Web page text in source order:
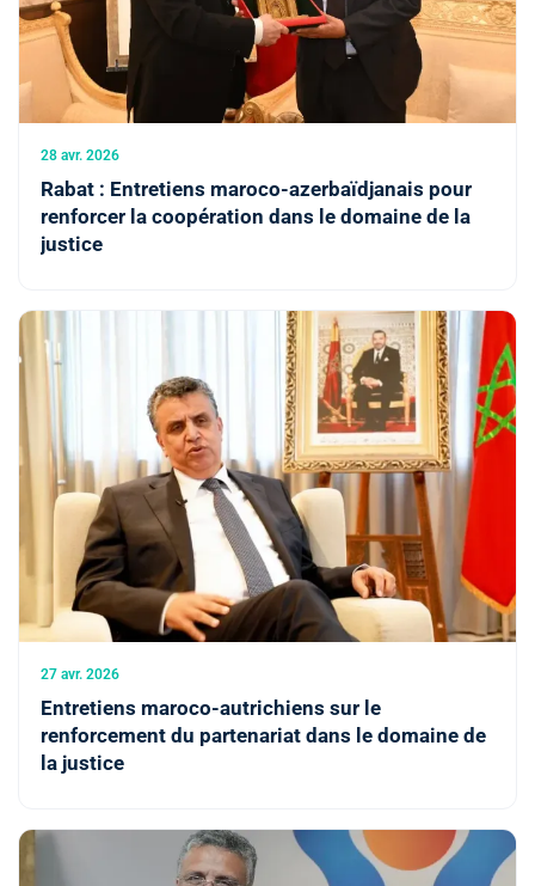
28 avr. 2026
Rabat : Entretiens maroco-azerbaïdjanais pour
renforcer la coopération dans le domaine de la
justice
27 avr. 2026
Entretiens maroco-autrichiens sur le
renforcement du partenariat dans le domaine de
la justice